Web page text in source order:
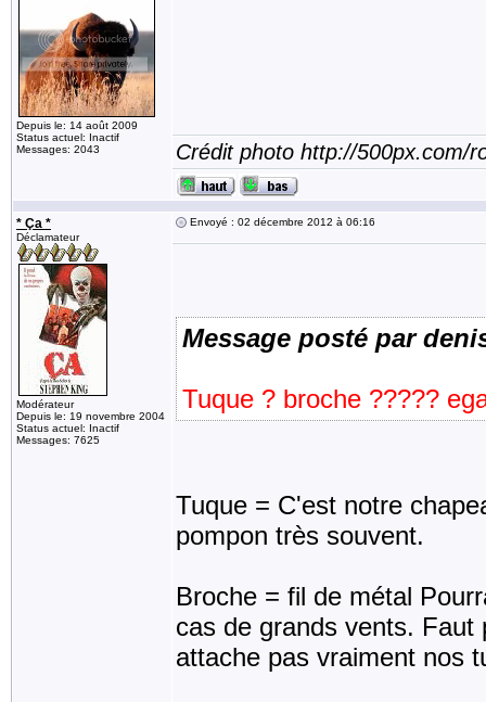
Depuis le: 14 août 2009
Status actuel: Inactif
Messages: 2043
Crédit photo http://500px.com/
* Ça *
Déclamateur
Modérateur
Depuis le: 19 novembre 2004
Status actuel: Inactif
Messages: 7625
Envoyé : 02 décembre 2012 à 06:16
Message posté par
Tuque ? broche ?????
Tuque = C'est notre
pompon très souvent.
Broche = fil de métal
cas de grands vents. Faut
attache pas vraiment nos